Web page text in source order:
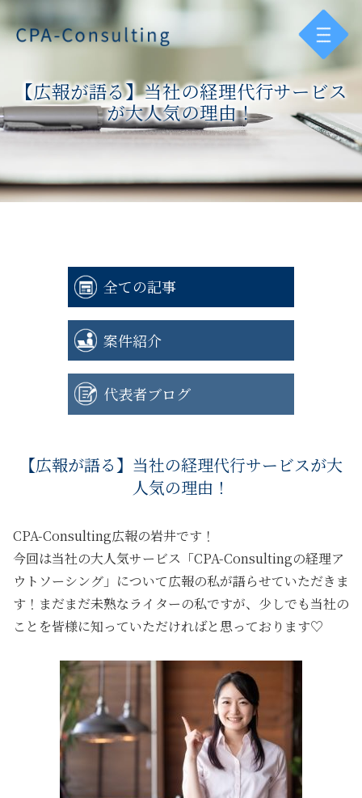
【広報が語る】当社の経理代行サービス
が大人気の理由！
全ての記事
案件紹介
代表者ブログ
【広報が語る】当社の経理代行サービスが大
人気の理由！
CPA-Consulting広報の岩井です！
今回は当社の大人気サービス 「CPA-Consultingの経理ア
ウトソーシング」 について広報の私が語らせていただきま
す！まだまだ未熟なライターの私ですが、少しでも当社の
ことを皆様に知っていただければと思っております♡